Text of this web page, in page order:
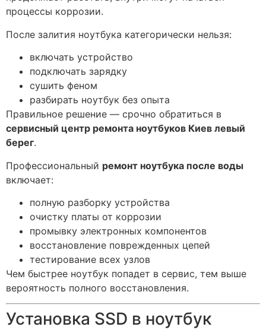
процессы коррозии.
После залития ноутбука категорически нельзя:
включать устройство
подключать зарядку
сушить феном
разбирать ноутбук без опыта
Правильное решение — срочно обратиться в
сервисный центр ремонта ноутбуков Киев левый
берег.
Профессиональный ремонт ноутбука после воды
включает:
полную разборку устройства
очистку платы от коррозии
промывку электронных компонентов
восстановление поврежденных цепей
тестирование всех узлов
Чем быстрее ноутбук попадет в сервис, тем выше
вероятность полного восстановления.
Установка SSD в ноутбук